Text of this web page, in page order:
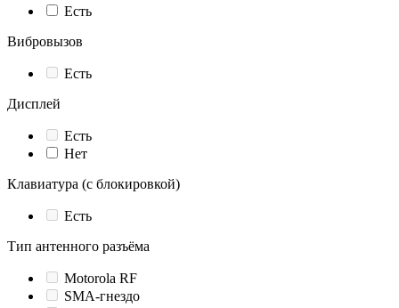
Есть
Вибровызов
Есть
Дисплей
Есть
Нет
Клавиатура (с блокировкой)
Есть
Тип антенного разъёма
Motorola RF
SMA-гнездо